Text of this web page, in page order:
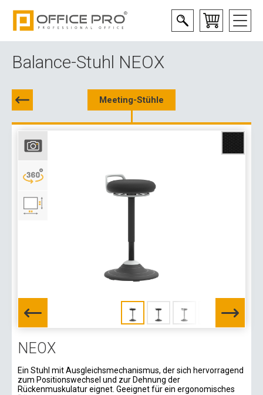
Balance-Stuhl NEOX
Meeting-Stühle
NEOX
Ein Stuhl mit Ausgleichsmechanismus, der sich hervorragend
zum Positionswechsel und zur Dehnung der
Rückenmuskulatur eignet. Geeignet für ein ergonomisches